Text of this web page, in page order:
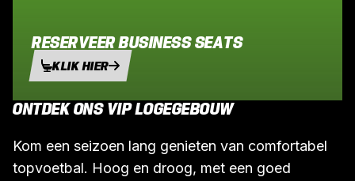
RESERVEER BUSINESS SEATS
KLIK HIER
ONTDEK ONS VIP LOGEGEBOUW
Kom een seizoen lang genieten van comfortabel
topvoetbal. Hoog en droog, met een goed